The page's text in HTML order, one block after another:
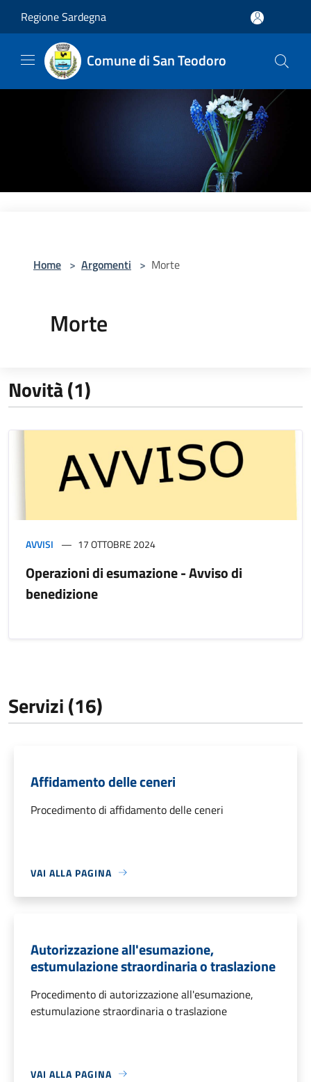
Regione Sardegna
Comune di San Teodoro
Home > Argomenti > Morte
Morte
Novità (1)
AVVISI 17 OTTOBRE 2024
Operazioni di esumazione - Avviso di
benedizione
Servizi (16)
Affidamento delle ceneri
Procedimento di affidamento delle ceneri
VAI ALLA PAGINA
Autorizzazione all'esumazione,
estumulazione straordinaria o traslazione
Procedimento di autorizzazione all'esumazione,
estumulazione straordinaria o traslazione
VAI ALLA PAGINA